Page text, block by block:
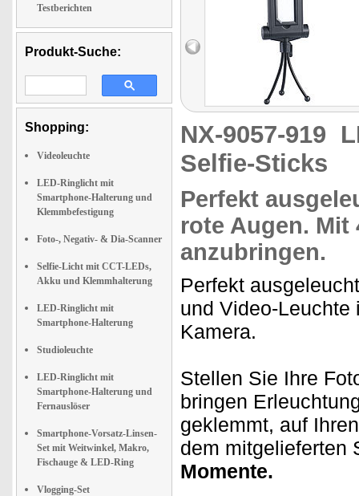
Testberichten
Produkt-Suche:
Shopping:
Videoleuchte
LED-Ringlicht mit
Smartphone-Halterung und
Klemmbefestigung
Foto-, Negativ- & Dia-Scanner
Selfie-Licht mit CCT-LEDs,
Akku und Klemmhalterung
LED-Ringlicht mit
Smartphone-Halterung
Studioleuchte
LED-Ringlicht mit
Smartphone-Halterung und
Fernauslöser
Smartphone-Vorsatz-Linsen-
Set mit Weitwinkel, Makro,
Fischauge & LED-Ring
Vlogging-Set
NX-9057-919
Selfie-Sticks
Perfekt
rote Augen. Mit
anzubringen.
Perfekt
und Video-Leuchte
Kamera.
Stellen Sie Ihre
bringen
geklemmt, auf
dem mitgelieferten
Momente.